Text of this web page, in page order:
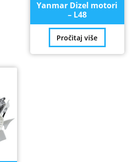
Yanmar Dizel motori
– L48
Pročitaj više